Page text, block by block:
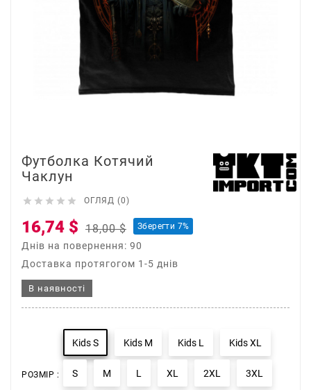
Футболка Котячий
Чаклун
     ОГЛЯД (0)
16,74 $ 18,00 $ Зберегти 7%
Днів на повернення: 90
Доставка протягогом 1-5 днів
В наявності
РОЗМІР :
Kids S Kids M Kids L Kids XL
S M L XL 2XL 3XL